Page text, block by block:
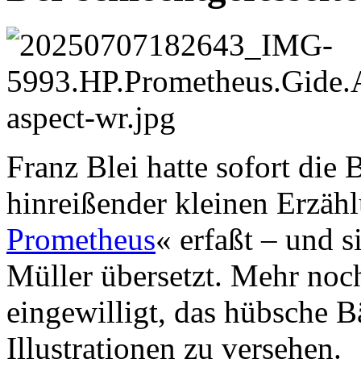
Franz Blei hatte sofort die
hinreißender kleinen
Prometheus« erfaßt – und
Müller übersetzt. Mehr
eingewilligt, das hübsche
Illustrationen zu versehen.